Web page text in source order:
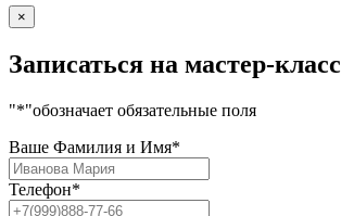
×
Записаться на мастер-класс
"*"обозначает обязательные поля
Ваше Фамилия и Имя*
Телефон*